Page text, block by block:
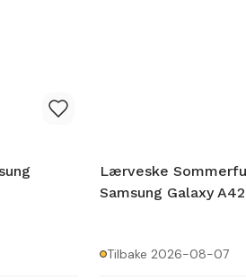
Lærveske
Samsung Galaxy
Tilbake 2026-08-07